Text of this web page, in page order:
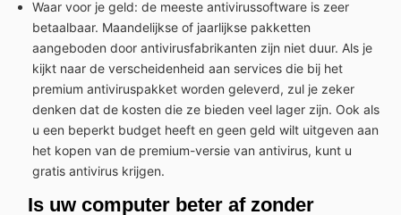
Waar voor je geld: de meeste antivirussoftware is zeer
betaalbaar. Maandelijkse of jaarlijkse pakketten
aangeboden door antivirusfabrikanten zijn niet duur. Als je
kijkt naar de verscheidenheid aan services die bij het
premium antiviruspakket worden geleverd, zul je zeker
denken dat de kosten die ze bieden veel lager zijn. Ook als
u een beperkt budget heeft en geen geld wilt uitgeven aan
het kopen van de premium-versie van antivirus, kunt u
gratis antivirus krijgen.
Is uw computer beter af zonder